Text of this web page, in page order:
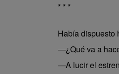
* * *
Había dispuesto
—¿Qué va a
—A lucir el